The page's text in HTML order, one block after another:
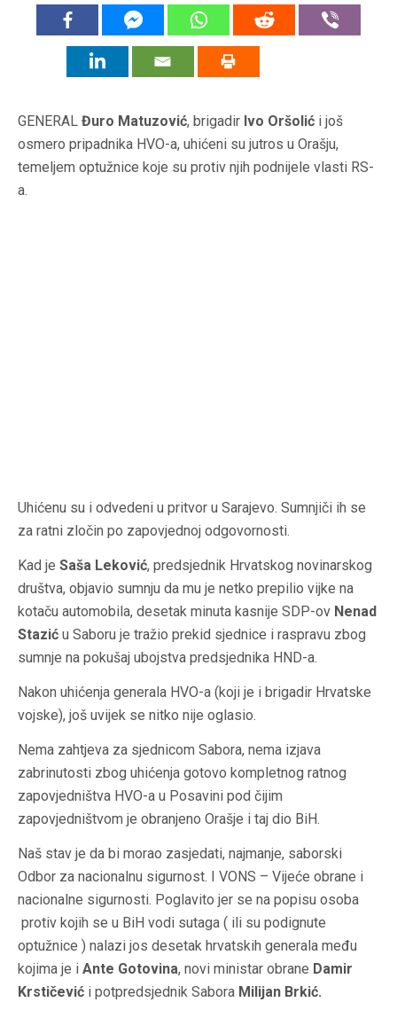
GENERAL Đuro Matuzović, brigadir Ivo Oršolić i još
osmero pripadnika HVO-a, uhićeni su jutros u Orašju,
temeljem optužnice koje su protiv njih podnijele vlasti RS-
a.
Uhićenu su i odvedeni u pritvor u Sarajevo. Sumnjiči ih se
za ratni zločin po zapovjednoj odgovornosti.
Kad je Saša Leković, predsjednik Hrvatskog novinarskog
društva, objavio sumnju da mu je netko prepilio vijke na
kotaču automobila, desetak minuta kasnije SDP-ov Nenad
Stazić u Saboru je tražio prekid sjednice i raspravu zbog
sumnje na pokušaj ubojstva predsjednika HND-a.
Nakon uhićenja generala HVO-a (koji je i brigadir Hrvatske
vojske), još uvijek se nitko nije oglasio.
Nema zahtjeva za sjednicom Sabora, nema izjava
zabrinutosti zbog uhićenja gotovo kompletnog ratnog
zapovjedništva HVO-a u Posavini pod čijim
zapovjedništvom je obranjeno Orašje i taj dio BiH.
Naš stav je da bi morao zasjedati, najmanje, saborski
Odbor za nacionalnu sigurnost. I VONS – Vijeće obrane i
nacionalne sigurnosti. Poglavito jer se na popisu osoba
protiv kojih se u BiH vodi sutaga ( ili su podignute
optužnice ) nalazi jos desetak hrvatskih generala među
kojima je i Ante Gotovina, novi ministar obrane Damir
Krstičević i potpredsjednik Sabora Milijan Brkić.